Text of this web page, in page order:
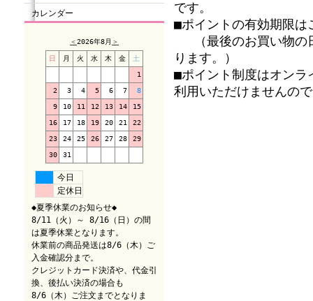
カレンダー
＜2026年8月 ＞
日 月 火 水 木 金 土
1
2 3 4 5 6 7 8
9 10 11 12 13 14 15
16 17 18 19 20 21 22
23 24 25 26 27 28 29
30 31
今日
定休日
◆夏季休業のお知らせ◆
8/11（火）～ 8/16（日）の間
は夏季休業となります。
休業前の商品発送は8/6（木）ご
入金確認分まで。
クレジットカード決済や、代金引
換、後払い決済の場合も
8/6（木）ご注文までとなりま
です。
■ポイントの有効期限は
（最後のお買い物の
ります。）
■ポイント制度はオン
利用いただけませんの